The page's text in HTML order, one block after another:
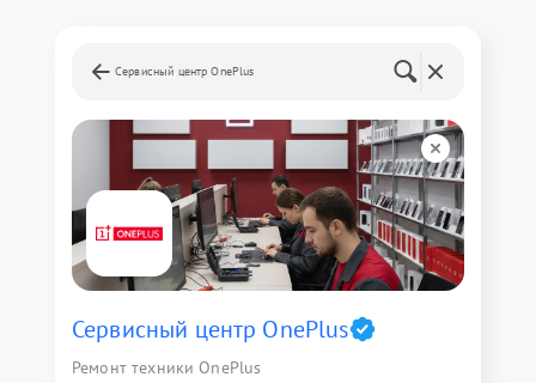
Сервисный центр OnePlus
Сервисный центр OnePlus
Ремонт техники OnePlus